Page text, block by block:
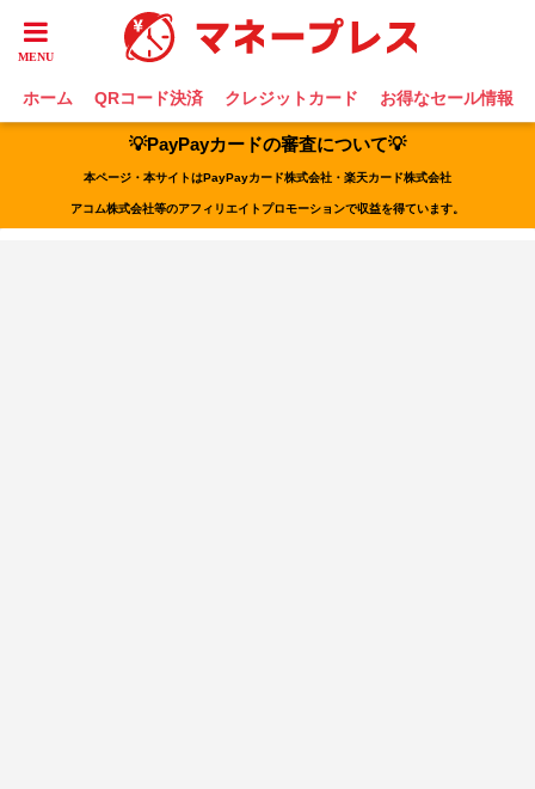
ホーム QRコード決済 クレジットカード お得なセール情報
💡PayPayカードの審査について💡
本ページ・本サイトはPayPayカード株式会社・楽天カード株式会社
アコム株式会社等のアフィリエイトプロモーションで収益を得ています。